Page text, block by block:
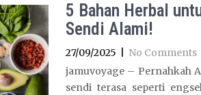
5 Bahan Herbal
Sendi Alami!
27/09/2025 No Comments
jamuvoyage – Pernahkah
sendi terasa seperti